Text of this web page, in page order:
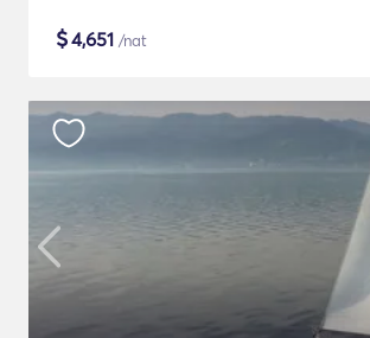
$4,651 /nat